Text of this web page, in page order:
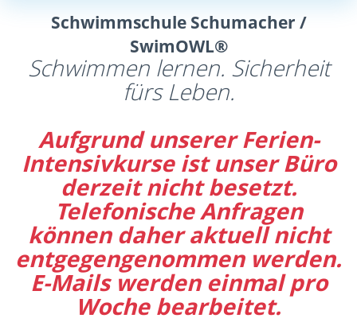
Schwimmschule Schumacher /
SwimOWL®
Schwimmen lernen. Sicherheit
fürs Leben.
Aufgrund unserer Ferien-
Intensivkurse ist unser Büro
derzeit nicht besetzt.
Telefonische Anfragen
können daher aktuell nicht
entgegengenommen werden.
E-Mails werden einmal pro
Woche bearbeitet.